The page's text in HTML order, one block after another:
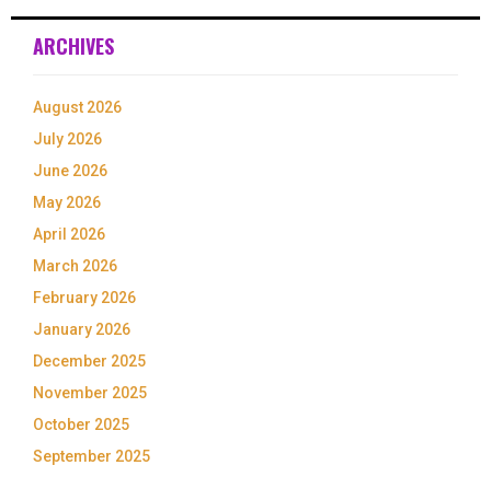
ARCHIVES
August 2026
July 2026
June 2026
May 2026
April 2026
March 2026
February 2026
January 2026
December 2025
November 2025
October 2025
September 2025